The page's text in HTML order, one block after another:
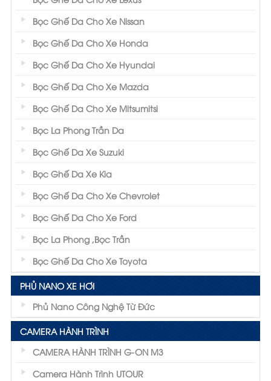
Bọc Ghế Da Cho Xe Nissan
Bọc Ghế Da Cho Xe Honda
Bọc Ghế Da Cho Xe Hyundai
Bọc Ghế Da Cho Xe Mazda
Bọc Ghế Da Cho Xe Mitsumitsi
Bọc La Phong Trần Da
Bọc Ghế Da Xe Suzuki
Bọc Ghế Da Xe Kia
Bọc Ghế Da Cho Xe Chevrolet
Bọc Ghế Da Cho Xe Ford
Bọc La Phong ,Bọc Trần
Bọc Ghế Da Cho Xe Toyota
PHỦ NANO XE HƠI
Phủ Nano Công Nghệ Từ Đức
CAMERA HÀNH TRÌNH
CAMERA HÀNH TRÌNH G-ON M3
Camera Hành Trình UTOUR